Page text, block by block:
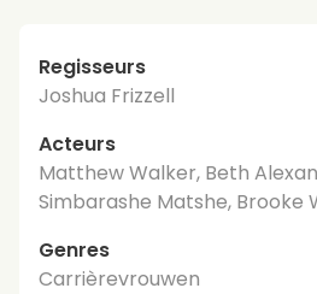
Regisseurs
Joshua Frizzell
Acteurs
Matthew Walker, Beth
Simbarashe Matshe, Brooke
Genres
Carrièrevrouwen